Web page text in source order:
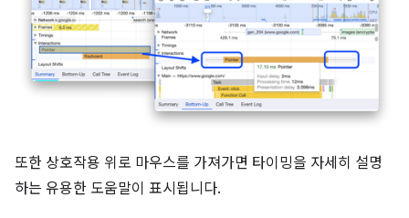
또한 상호작용 위로 마우스를 가져가면 타이밍을 자세히 설명
하는 유용한 도움말이 표시됩니다.